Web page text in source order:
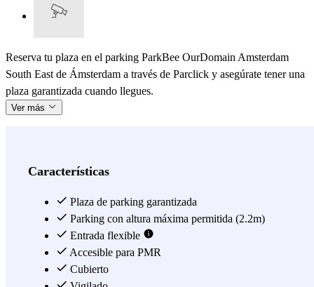
Reserva tu plaza en el parking ParkBee OurDomain Amsterdam
South East de Ámsterdam a través de Parclick y asegúrate tener una
plaza garantizada cuando llegues.
Ver más
Características
Plaza de parking garantizada
Parking con altura máxima permitida (2.2m)
Entrada flexible
Accesible para PMR
Cubierto